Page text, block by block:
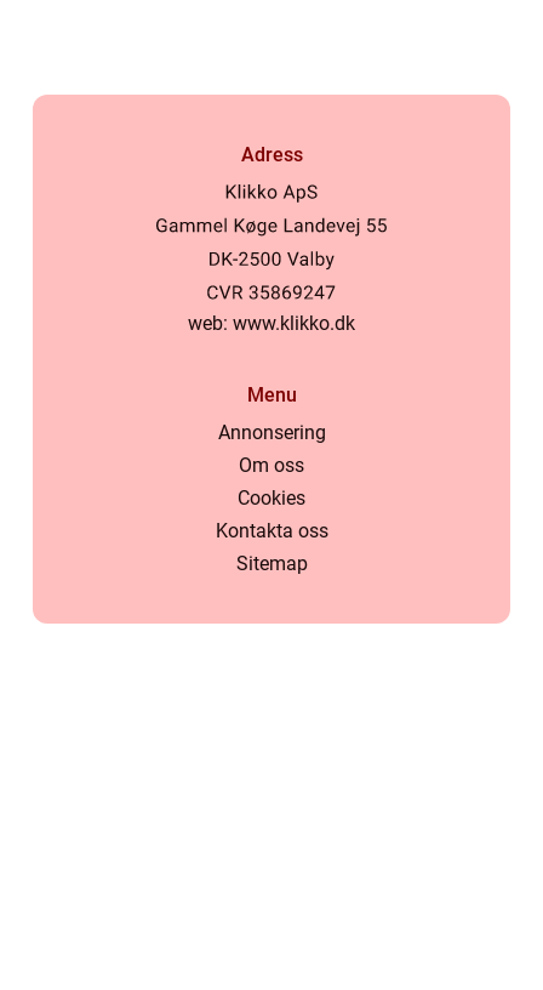
Adress
web: www.klikko.dk
Menu
Annonsering
Om oss
Cookies
Kontakta oss
Sitemap